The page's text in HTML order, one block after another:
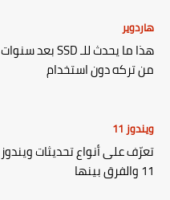
هاردوير
هذا ما يحدث للـ SSD بعد سنوات
من تركه دون استخدام
ويندوز 11
تعرّف على أنواع تحديثات ويندوز
11 والفرق بينها